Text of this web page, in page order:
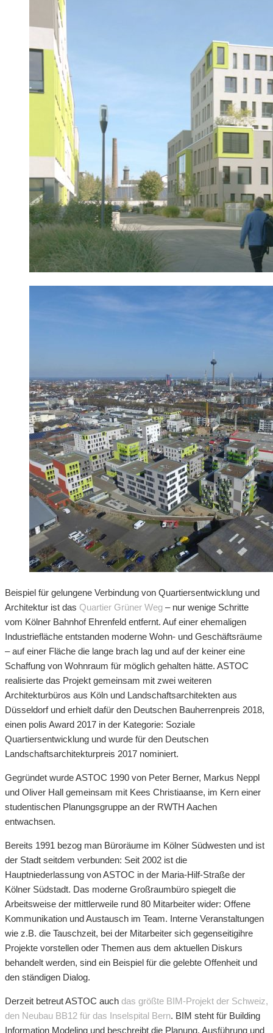
Beispiel für gelungene Verbindung von Quartiersentwicklung und
Architektur ist das Quartier Grüner Weg – nur wenige Schritte
vom Kölner Bahnhof Ehrenfeld entfernt. Auf einer ehemaligen
Industriefläche entstanden moderne Wohn- und Geschäftsräume
– auf einer Fläche die lange brach lag und auf der keiner eine
Schaffung von Wohnraum für möglich gehalten hätte. ASTOC
realisierte das Projekt gemeinsam mit zwei weiteren
Architekturbüros aus Köln und Landschaftsarchitekten aus
Düsseldorf und erhielt dafür den Deutschen Bauherrenpreis 2018,
einen polis Award 2017 in der Kategorie: Soziale
Quartiersentwicklung und wurde für den Deutschen
Landschaftsarchitekturpreis 2017 nominiert.
Gegründet wurde ASTOC 1990 von Peter Berner, Markus Neppl
und Oliver Hall gemeinsam mit Kees Christiaanse, im Kern einer
studentischen Planungsgruppe an der RWTH Aachen
entwachsen.
Bereits 1991 bezog man Büroräume im Kölner Südwesten und ist
der Stadt seitdem verbunden: Seit 2002 ist die
Hauptniederlassung von ASTOC in der Maria-Hilf-Straße der
Kölner Südstadt. Das moderne Großraumbüro spiegelt die
Arbeitsweise der mittlerweile rund 80 Mitarbeiter wider: Offene
Kommunikation und Austausch im Team. Interne Veranstaltungen
wie z.B. die Tauschzeit, bei der Mitarbeiter sich gegenseitigihre
Projekte vorstellen oder Themen aus dem aktuellen Diskurs
behandelt werden, sind ein Beispiel für die gelebte Offenheit und
den ständigen Dialog.
Derzeit betreut ASTOC auch das größte BIM-Projekt der Schweiz,
den Neubau BB12 für das Inselspital Bern. BIM steht für Building
Information Modeling und beschreibt die Planung, Ausführung und